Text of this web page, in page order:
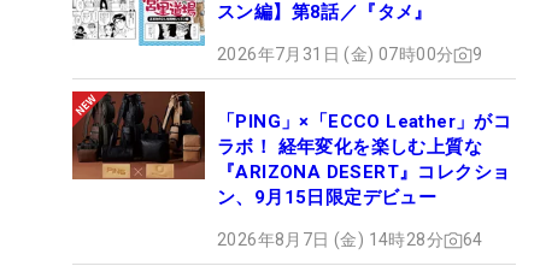
スン編】第8話／『タメ』
2026年7月31日 (金) 07時00分 9
「PING」×「ECCO Leather」がコ
ラボ！ 経年変化を楽しむ上質な
『ARIZONA DESERT』コレクショ
ン、9月15日限定デビュー
2026年8月7日 (金) 14時28分 64